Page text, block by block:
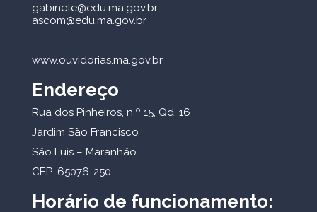
gabinete@edu.ma.gov.br
ascom@edu.ma.gov.br
www.ouvidorias.ma.gov.br
Endereço
Rua dos Pinheiros, n.º 15, Qd. 16
Jardim São Francisco
São Luís – Maranhão
CEP: 65076-250
Horário de funcionamento: